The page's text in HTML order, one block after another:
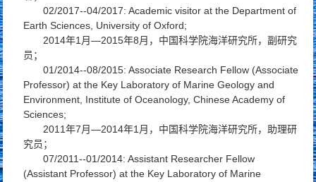
02/2017--04/2017: Academic visitor at the Department of
Earth Sciences, University of Oxford;
2014年1月—2015年8月，中国科学院海洋研究所，副研究
员；
01/2014--08/2015: Associate Research Fellow (Associate
Professor) at the Key Laboratory of Marine Geology and
Environment, Institute of Oceanology, Chinese Academy of
Sciences;
2011年7月—2014年1月，中国科学院海洋研究所，助理研
究员；
07/2011--01/2014: Assistant Researcher Fellow
(Assistant Professor) at the Key Laboratory of Marine